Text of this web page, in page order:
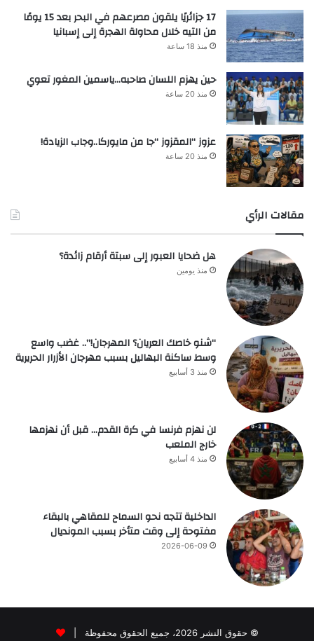
17 جزائريًا يلقون مصرعهم في البحر بعد 15 يومًا
من التيه خلال محاولة الهجرة إلى إسبانيا
منذ 18 ساعة
حين يهزم اللسان صاحبه…ياسمين المغور تعوي
منذ 20 ساعة
عزوز “المقزوز “جا من مايوركا..وجاب الزيادة!
منذ 20 ساعة
مقالات الرأي
هل ضحايا العبور إلى سبتة أرقام زائدة؟
منذ يومين
“شنو خاصك العريان؟ المهرجان!”.. غضب واسع
وسط ساكنة البهاليل بسبب مهرجان الأزرار الحريرية
منذ 3 أسابيع
لن نهزم فرنسا في كرة القدم… قبل أن نهزمها
خارج الملعب
منذ 4 أسابيع
الداخلية تتجه نحو السماح للمقاهي بالبقاء
مفتوحة إلى وقت متأخر بسبب المونديال
2026-06-09
© حقوق النشر 2026، جميع الحقوق محفوظة |